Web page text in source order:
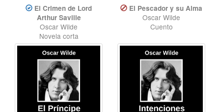
El Crimen de Lord
Arthur Saville
Oscar Wilde
Novela corta
El Pescador y su Alma
Oscar Wilde
Cuento